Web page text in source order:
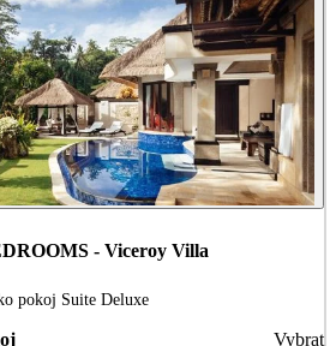
- Viceroy Villa
pokoj Suite Deluxe
Vybrat